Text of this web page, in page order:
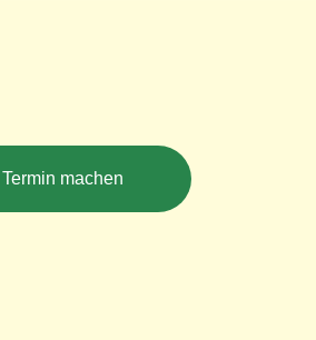
Termin machen